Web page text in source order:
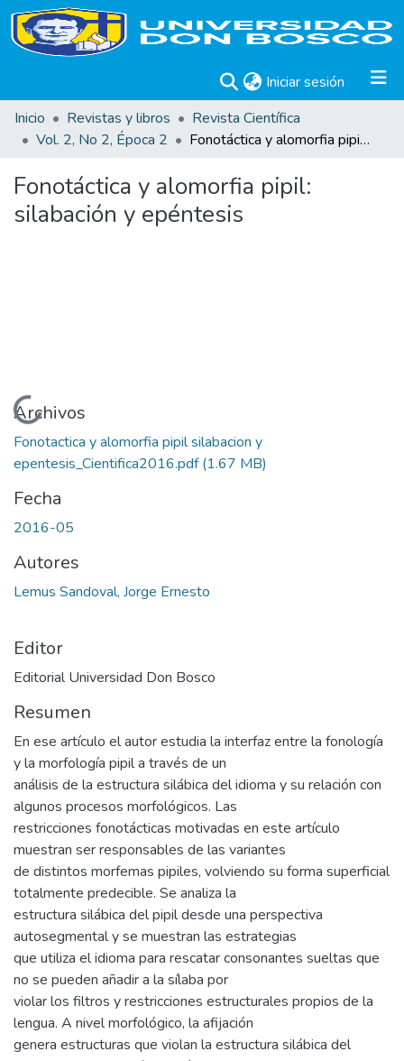
Iniciar sesión (current)
Inicio
Revistas y libros
Revista Científica
Vol. 2, No 2, Época 2
Fonotáctica y alomorfia pipil: silabación y epéntesis
Fonotáctica y alomorfia pipil:
silabación y epéntesis
Cargando...
Archivos
Fonotactica y alomorfia pipil silabacion y
epentesis_Cientifica2016.pdf(1.67 MB)
Fecha
2016-05
Autores
Lemus Sandoval, Jorge Ernesto
Editor
Editorial Universidad Don Bosco
Resumen
En ese artículo el autor estudia la interfaz entre la fonología
y la morfología pipil a través de un
análisis de la estructura silábica del idioma y su relación con
algunos procesos morfológicos. Las
restricciones fonotácticas motivadas en este artículo
muestran ser responsables de las variantes
de distintos morfemas pipiles, volviendo su forma superficial
totalmente predecible. Se analiza la
estructura silábica del pipil desde una perspectiva
autosegmental y se muestran las estrategias
que utiliza el idioma para rescatar consonantes sueltas que
no se pueden añadir a la sílaba por
violar los filtros y restricciones estructurales propios de la
lengua. A nivel morfológico, la afijación
genera estructuras que violan la estructura silábica del